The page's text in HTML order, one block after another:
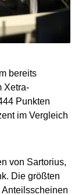
bereits
Xetra-
Punkten
im Vergleich
von Sartorius,
Die größten